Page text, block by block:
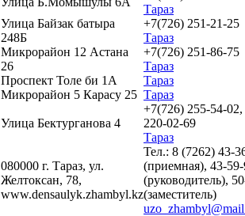
Тараз
Улица Байзак батыра
248Б
+7(726) 251-21-25
Тараз
Микрорайон 12 Астана
26
+7(726) 251-86-75
Тараз
Проспект Толе би 1А
Тараз
Микрорайон 5 Карасу 25 Тараз
Улица Бектурганова 4
+7(726) 255-54-
220-02-69
Тараз
080000 г. Тараз, ул.
Желтоксан, 78,
www.densaulyk.zhambyl.kz
Тел.: 8 (7262) 43-
(приемная), 43-
(руководитель),
(заместитель)